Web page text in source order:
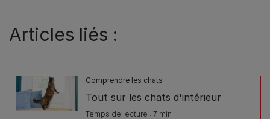
Articles liés :
Comprendre les chats
Tout sur les chats d'intérieur
Temps de lecture : 7 min